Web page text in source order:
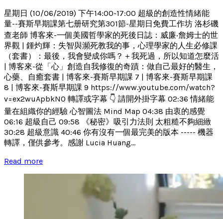
星期日 (10/06/2019) 下午14:00-17:00 超級的創造性情緒能
量--賽斯早期課第七册研究第301節-星期日免費工作坊 洛杉磯
查老師 博客來-一個美國哲學家的死後日誌：威廉‧詹姆士的世
界觀 | 鍾灼輝：失智與瀕死教我的事，心理學家的人生必修課
（套書）：最後，我會變成你嗎？＋我死過，所以知道怎麼活
| 博客來-從「心」創造自我修復的奇蹟：做自己最好的醫生，
心藥、自癒套書 | 博客來-賽斯早期課 7 | 博客來-賽斯早期課
8 | 博客來-賽斯早期課 9 https://www.youtube.com/watch?
v=ex2wuApbkN0 轉譯或字幕 👇 請開外掛字幕 02:36 情緒能
量在組織你的經驗 心智圖法 Mind Map 04:38 由衷的感覺
06:16 超級自己 09:58 《秘密》吸引力法則 太粗糙不夠細緻
30:28 超級意識 40:46 你有沒有一個最完美的版本 ----- 機器
轉譯，僅供參考。感謝 Lucia Huang...
Read more